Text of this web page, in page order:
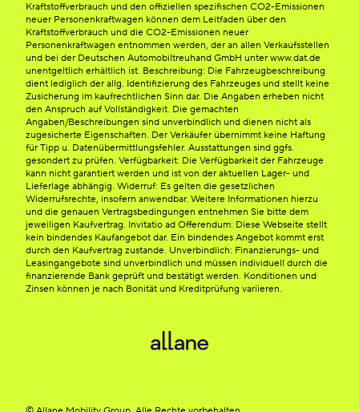
Kraftstoffverbrauch und den offiziellen spezifischen CO2-Emissionen
neuer Personenkraftwagen können dem Leitfaden über den
Kraftstoffverbrauch und die CO2-Emissionen neuer
Personenkraftwagen entnommen werden, der an allen Verkaufsstellen
und bei der Deutschen Automobiltreuhand GmbH unter www.dat.de
unentgeltlich erhältlich ist. Beschreibung: Die Fahrzeugbeschreibung
dient lediglich der allg. Identifizierung des Fahrzeuges und stellt keine
Zusicherung im kaufrechtlichen Sinn dar. Die Angaben erheben nicht
den Anspruch auf Vollständigkeit. Die gemachten
Angaben/Beschreibungen sind unverbindlich und dienen nicht als
zugesicherte Eigenschaften. Der Verkäufer übernimmt keine Haftung
für Tipp u. Datenübermittlungsfehler. Ausstattungen sind ggfs.
gesondert zu prüfen. Verfügbarkeit: Die Verfügbarkeit der Fahrzeuge
kann nicht garantiert werden und ist von der aktuellen Lager- und
Lieferlage abhängig. Widerruf: Es gelten die gesetzlichen
Widerrufsrechte, insofern anwendbar. Weitere Informationen hierzu
und die genauen Vertragsbedingungen entnehmen Sie bitte dem
jeweiligen Kaufvertrag. Invitatio ad Offerendum: Diese Webseite stellt
kein bindendes Kaufangebot dar. Ein bindendes Angebot kommt erst
durch den Kaufvertrag zustande. Unverbindlich: Finanzierungs- und
Leasingangebote sind unverbindlich und müssen individuell durch die
finanzierende Bank geprüft und bestätigt werden. Konditionen und
Zinsen können je nach Bonität und Kreditprüfung variieren.